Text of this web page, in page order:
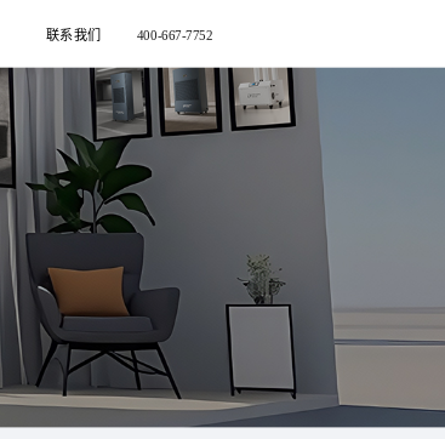
联系我们 400-667-7752